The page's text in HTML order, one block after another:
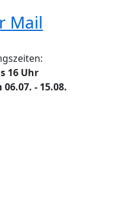
Mail
16 Uhr
- 15.08.